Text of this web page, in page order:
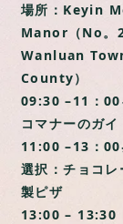
場所：Keyin
Manor（No。
Wanluan
County）
09:30 –11：00
コマナーのガ
11:00 –13：00
選択：チョコ
製ピザ
13:00 –